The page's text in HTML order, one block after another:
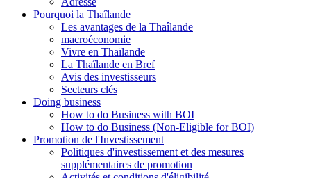
Pourquoi la Thaîlande
Les avantages de la Thaîlande
macroéconomie
Vivre en Thaïlande
La Thaîlande en Bref
Avis des investisseurs
Secteurs clés
Doing business
How to do Business with BOI
How to do Business (Non-Eligible for BOI)
Promotion de l'Investissement
Politiques d'investissement et des mesures
supplémentaires de promotion